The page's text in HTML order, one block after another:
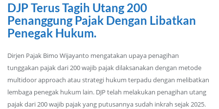
DJP Terus Tagih Utang 200
Penanggung Pajak Dengan Libatkan
Penegak Hukum.
Dirjen Pajak Bimo Wijayanto mengatakan upaya penagihan
tunggakan pajak dari 200 wajib pajak dilaksanakan dengan metode
multidoor approach atau strategi hukum terpadu dengan melibatkan
lembaga penegak hukum lain. DJP telah melakukan penagihan utang
pajak dari 200 wajib pajak yang putusannya sudah inkrah sejak 2025.